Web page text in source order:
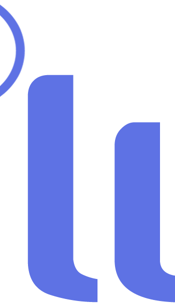
kira bedelleri ve hasta profilinin talepleri ile
sağlar. Örneğin büyük şehirlerde köpek
maliyetleri ve kliniğin hizmet kalitesine göre
Böylece sadece "fiyat kaç TL?" sorusuna
veteriner klinik yöneticilerinin daha sağlıklı karar